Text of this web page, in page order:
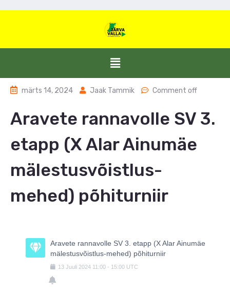
märts 14, 2024 Jaak Tammik Comment off
Aravete rannavolle SV 3.
etapp (X Alar Ainumäe
mälestusvõistlus-
mehed) põhiturniir
Aravete rannavolle SV 3. etapp (X Alar Ainumäe
mälestusvõistlus-mehed) põhiturniir
13 Juuli 2024 11:00 - 15:00 UTC